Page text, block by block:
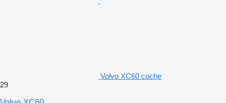
Volvo XC60 coche
29